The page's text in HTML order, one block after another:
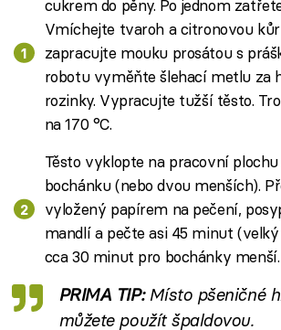
cukrem do pěny. Po jednom
Vmíchejte tvaroh a citronovou
zapracujte mouku prosátou s
robotu vyměňte šlehací metlu za
rozinky. Vypracujte tužší těsto.
na 170 °C.
Těsto vyklopte na pracovní
bochánku (nebo dvou menších).
vyložený papírem na pečení,
mandlí a pečte asi 45 minut
cca 30 minut pro bochánky menší.
PRIMA TIP:Místo pšeničné
můžete použít špaldovou.